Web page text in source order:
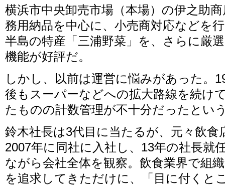
横浜市中央卸売市場（本場）の伊之助
務用納品を中心に、小売商対応などを
半島の特産「三浦野菜」を、さらに厳
機能が好評だ。
しかし、以前は運営に悩みがあった。
後もスーパーなどへの拡大路線を続け
たものの計数管理が不十分だったとい
鈴木社長は3代目に当たるが、元々飲
2007年に同社に入社し、13年の社長就
ながら会社全体を観察。飲食業界で組
を追求してきただけに、「目に付くと